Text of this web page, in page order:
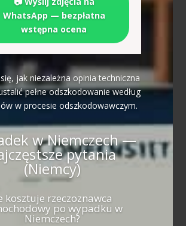
WhatsApp — bezpłatna
wstępna ocena
jak niezależna opinia techniczna
pełne odszkodowanie według
w procesie odszkodowawczym.
w Niemczech —
pytania
(Niemcy)
kosztuje rzeczoznawca
po wypadku w
Niemczech?